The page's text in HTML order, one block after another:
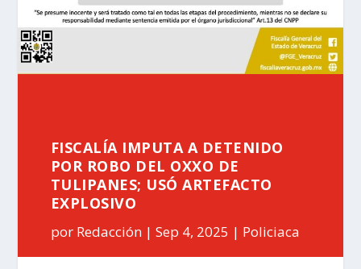
FISCALÍA IMPUTA A DETENIDO
POR ROBO DEL OXXO DE
TULIPANES; USÓ ARTEFACTO
EXPLOSIVO
por Redacción Sep 4, 2025 Policiaca